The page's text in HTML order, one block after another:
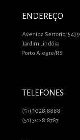
ENDEREÇO
Avenida Sertorio, 5439
Jardim Lindóia
Porto Alegre/RS
TELEFONES
(51) 3028.8888
(51) 3028.8787